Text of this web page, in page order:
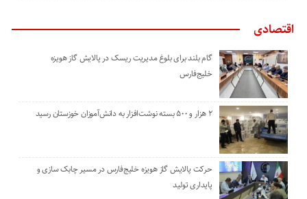
اقتصادی
گام بلند برای بلوغ مدیریت ریسک در پالایش گاز هویزه
خلیج‌فارس
۲ هزار و ۵۰۰ بسته نوشت‌افزار به دانش‌آموزان خوزستان رسید
حرکت پالایش گاز هویزه خلیج‌فارس در مسیر چابک سازی و
پایداری تولید